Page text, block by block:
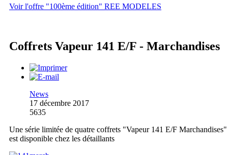
Voir l'offre "100ème édition" REE MODELES
Coffrets Vapeur 141 E/F - Marchandises
News
17 décembre 2017
5635
Une série limitée de quatre coffrets "Vapeur 141 E/F Marchandises"
est disponible chez les détaillants